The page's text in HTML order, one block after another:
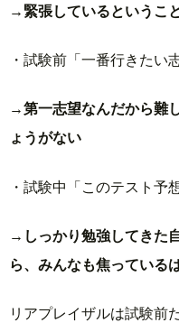
→ 緊張しているというこ
・試験前「一番行きたい
→第一志望なんだから難
ょうがない
・試験中「このテスト予
→ しっかり勉強してきた
ら、みんなも焦っている
リアプレイザルは試験前